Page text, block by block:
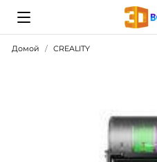
Домой CREALITY